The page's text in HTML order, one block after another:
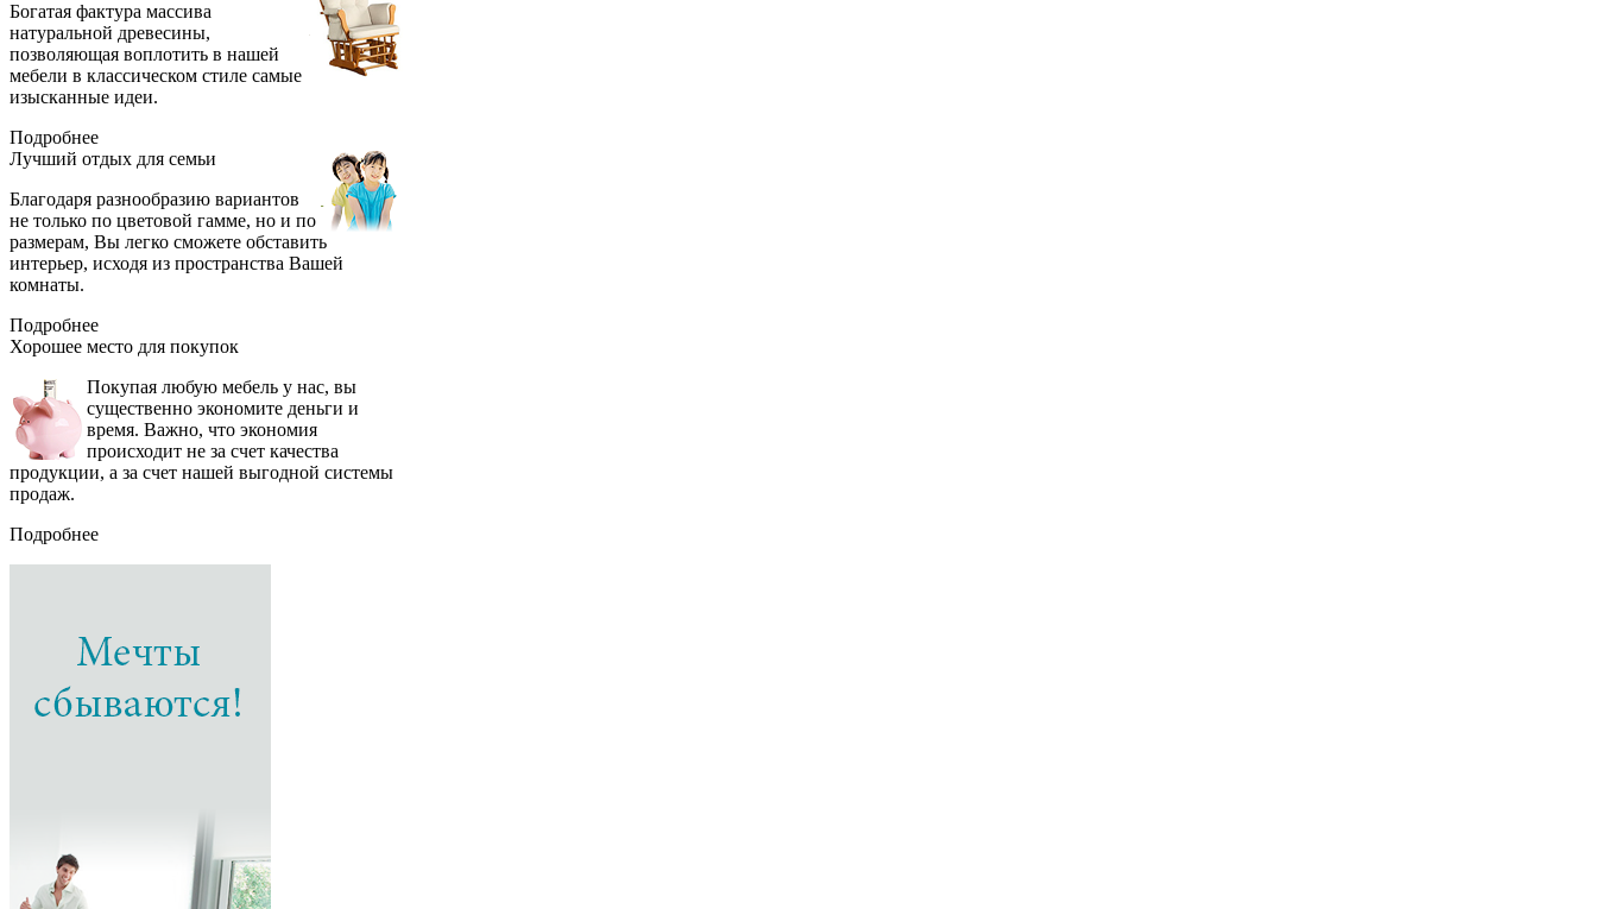
Богатая фактура массива
натуральной древесины,
позволяющая воплотить в нашей
мебели в классическом стиле самые
изысканные идеи.
Подробнее
Лучший отдых для семьи
Благодаря разнообразию вариантов
не только по цветовой гамме, но и по
размерам, Вы легко сможете обставить
интерьер, исходя из пространства Вашей
комнаты.
Подробнее
Хорошее место для покупок
Покупая любую мебель у нас, вы
существенно экономите деньги и
время. Важно, что экономия
происходит не за счет качества
продукции, а за счет нашей выгодной системы
продаж.
Подробнее